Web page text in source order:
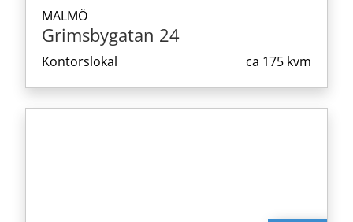
MALMÖ
Grimsbygatan 24
Kontorslokal ca 175 kvm